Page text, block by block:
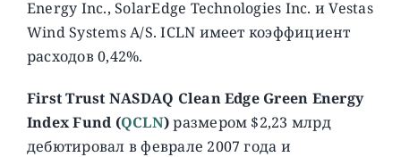
Energy Inc., SolarEdge Technologies Inc. и Vestas
Wind Systems A/S. ICLN имеет коэффициент
расходов 0,42%.
First Trust NASDAQ Clean Edge Green Energy
Index Fund (QCLN)размером $2,23 млрд
дебютировал в феврале 2007 года и